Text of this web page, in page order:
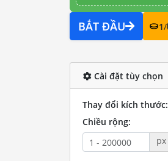
BẮT ĐẦU 1/
Cài đặt tùy chọn
Thay đổi kích thước:
Chiều rộng:
px